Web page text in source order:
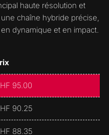
haute résolution et
chaîne hybride précise,
dynamique et en impact.
95.00
90.25
88.35